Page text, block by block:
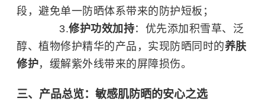
段，避免单一防晒体系带来的防护短板；
修护功效加持：优先添加积雪草、泛
醇、植物修护精华的产品，实现防晒同时的养肤
修护，缓解紫外线带来的屏障损伤。
三、产品总览：敏感肌防晒的安心之选